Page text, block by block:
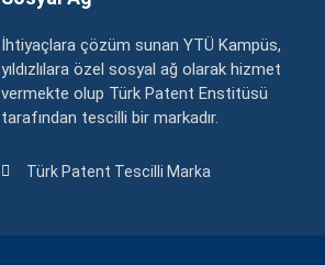
İhtiyaçlara çözüm sunan YTÜ Kampüs,
yıldızlılara özel sosyal ağ olarak hizmet
vermekte olup Türk Patent Enstitüsü
tarafından tescilli bir markadır.
Türk Patent Tescilli Marka